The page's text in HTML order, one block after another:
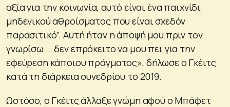
αξία για την κοινωνία, αυτό είναι ένα παιχνίδι
μηδενικού αθροίσματος που είναι σχεδόν
παρασιτικό”. Αυτή ήταν η άποψή μου πριν τον
γνωρίσω … δεν επρόκειτο να μου πει για την
εφεύρεση κάποιου πράγματος», δήλωσε ο Γκέιτς
κατά τη διάρκεια συνεδρίου το 2019.
Ωστόσο, ο Γκέιτς άλλαξε γνώμη αφού ο Μπάφετ